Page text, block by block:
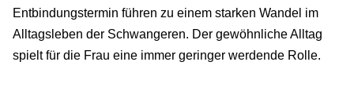
Entbindungstermin führen zu einem starken Wandel im
Alltagsleben der Schwangeren. Der gewöhnliche Alltag
spielt für die Frau eine immer geringer werdende Rolle.